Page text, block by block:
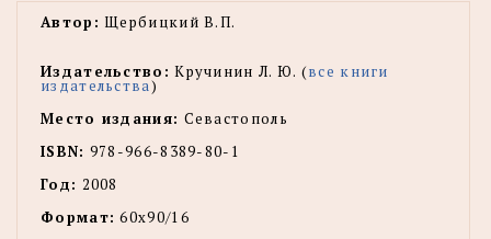
Автор: Щербицкий В.П.
Издательство: Кручинин Л. Ю. (все книги
издательства)
Место издания: Севастополь
ISBN: 978-966-8389-80-1
Год: 2008
Формат: 60х90/16